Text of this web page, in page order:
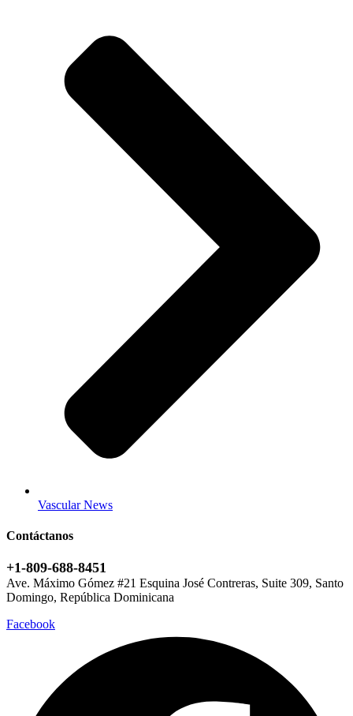
Vascular News
Contáctanos
+1-809-688-8451
Ave. Máximo Gómez #21 Esquina José Contreras, Suite 309, Santo
Domingo, República Dominicana
Facebook